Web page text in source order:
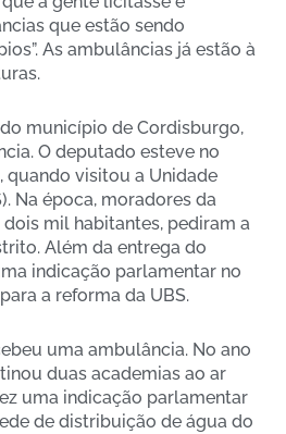
que estão sendo
As ambulâncias já estão à
município de Cordisburgo,
O deputado esteve no
quando visitou a Unidade
Na época, moradores da
mil habitantes, pediram a
Além da entrega do
indicação parlamentar no
a reforma da UBS.
uma ambulância. No ano
duas academias ao ar
uma indicação parlamentar
de distribuição de água do